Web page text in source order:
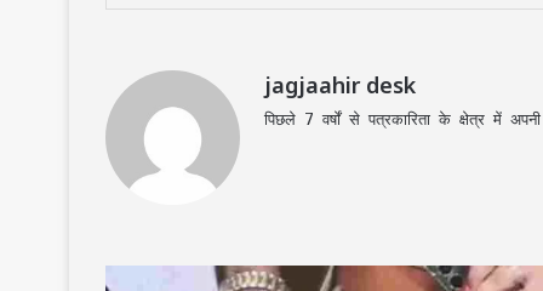
jagjaahir desk
पिछले 7 वर्षों से पत्रकारिता के क्षेत्र में